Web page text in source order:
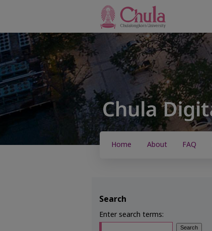
Home About FAQ
Search
Enter search terms: